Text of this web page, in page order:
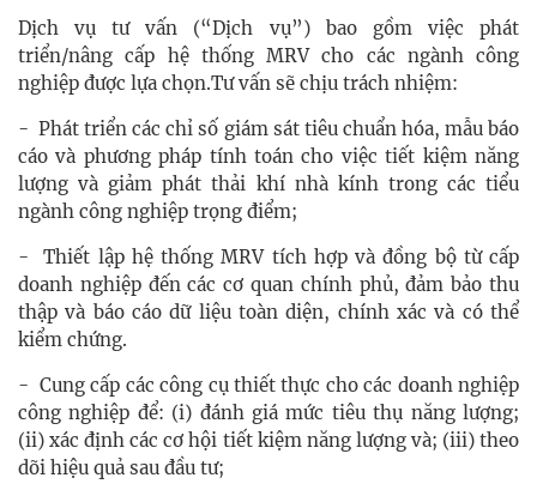
Dịch vụ tư vấn (“Dịch vụ”) bao gồm việc phát
triển/nâng cấp hệ thống MRV cho các ngành công
nghiệp được lựa chọn.Tư vấn sẽ chịu trách nhiệm:
- Phát triển các chỉ số giám sát tiêu chuẩn hóa, mẫu báo
cáo và phương pháp tính toán cho việc tiết kiệm năng
lượng và giảm phát thải khí nhà kính trong các tiểu
ngành công nghiệp trọng điểm;
- Thiết lập hệ thống MRV tích hợp và đồng bộ từ cấp
doanh nghiệp đến các cơ quan chính phủ, đảm bảo thu
thập và báo cáo dữ liệu toàn diện, chính xác và có thể
kiểm chứng.
- Cung cấp các công cụ thiết thực cho các doanh nghiệp
công nghiệp để: (i) đánh giá mức tiêu thụ năng lượng;
(ii) xác định các cơ hội tiết kiệm năng lượng và; (iii) theo
dõi hiệu quả sau đầu tư;